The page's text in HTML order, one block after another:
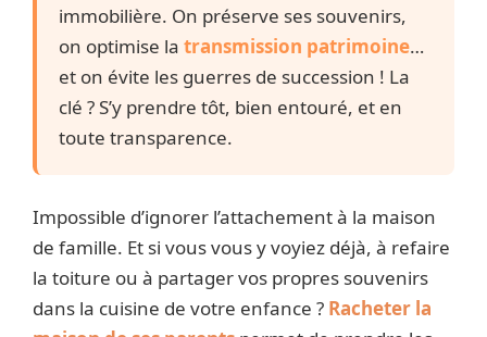
immobilière. On préserve ses souvenirs,
on optimise la transmission patrimoine…
et on évite les guerres de succession ! La
clé ? S’y prendre tôt, bien entouré, et en
toute transparence.
Impossible d’ignorer l’attachement à la maison
de famille. Et si vous vous y voyiez déjà, à refaire
la toiture ou à partager vos propres souvenirs
dans la cuisine de votre enfance ? Racheter la